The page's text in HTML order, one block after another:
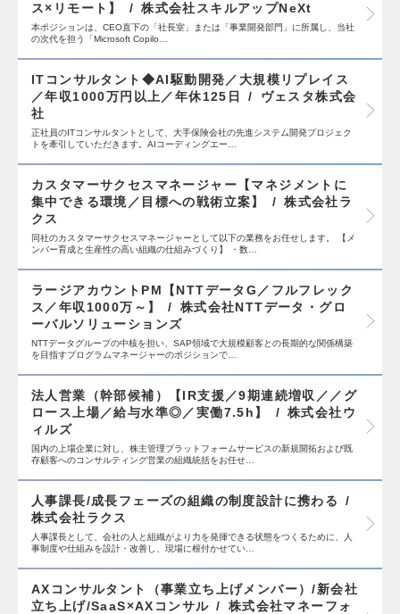
ス×リモート】
株式会社スキルアップNeXt
本ポジションは、CEO直下の「社長室」または「事業開発部門」に所属し、当社
の次代を担う「Microsoft Copilo…
ITコンサルタント◆AI駆動開発／大規模リプレイス
／年収1000万円以上／年休125日
ヴェスタ株式会
社
正社員のITコンサルタントとして、大手保険会社の先進システム開発プロジェク
トを牽引していただきます。AIコーディングエー…
カスタマーサクセスマネージャー【マネジメントに
集中できる環境／目標への戦術立案】
株式会社ラ
クス
同社のカスタマーサクセスマネージャーとして以下の業務をお任せします。 【メ
ンバー育成と生産性の高い組織の仕組みづくり】 ・数…
ラージアカウントPM【NTTデータG／フルフレック
ス／年収1000万～】
株式会社NTTデータ・グロ
ーバルソリューションズ
NTTデータグループの中核を担い、SAP領域で大規模顧客との長期的な関係構築
を目指すプログラムマネージャーのポジションで…
法人営業（幹部候補）【IR支援／9期連続増収／／グ
ロース上場／給与水準◎／実働7.5h】
株式会社ウ
ィルズ
国内の上場企業に対し、株主管理プラットフォームサービスの新規開拓および既
存顧客へのコンサルティング営業の組織統括をお任せ…
人事課長/成長フェーズの組織の制度設計に携わる
株式会社ラクス
人事課長として、会社の人と組織がより力を発揮できる状態をつくるために、人
事制度や仕組みを設計・改善し、現場に根付かせてい…
AXコンサルタント（事業立ち上げメンバー）/新会社
立ち上げ/SaaS×AXコンサル
株式会社マネーフォ